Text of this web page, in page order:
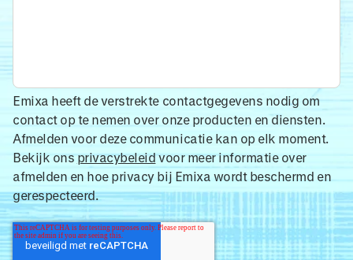
Emixa heeft de verstrekte contactgegevens nodig om
contact op te nemen over onze producten en diensten.
Afmelden voor deze communicatie kan op elk moment.
Bekijk onsprivacybeleidvoor meer informatie over
afmelden en hoe privacy bij Emixa wordt beschermd en
gerespecteerd.